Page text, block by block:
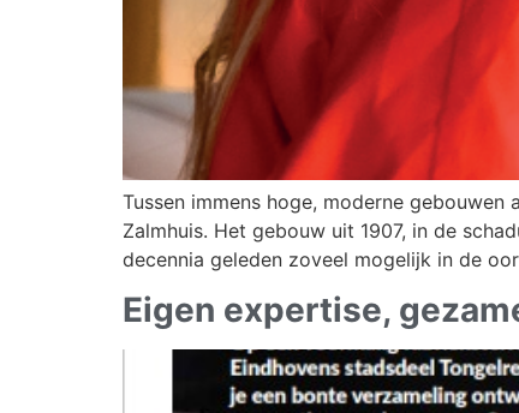
Tussen immens hoge, moderne
Zalmhuis. Het gebouw uit 1907, in de
decennia geleden zoveel mogelijk in de
Eigen expertise,